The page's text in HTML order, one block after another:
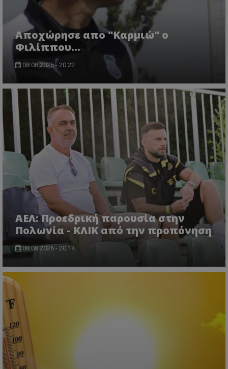
Aποχώρησε απο "Καρμιώ" ο
Φιλίππου...
08.08.2026 - 20:22
ΑΕΛ: Προεδρική παρουσία στην
Πολωνία - ΚΛΙΚ από την προπόνηση
08.08.2026 - 20:14